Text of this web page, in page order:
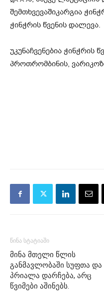
შემთხვევაშიკარგია
ჭინჭრის წვენის დალევა.
უკუნაჩვენებია
პროთრომბინის,
წინა სტატიაში
მინა მთელი წლის
განმავლობაში სუფთა და
პრიალა დარჩება, არც
წვიმები აშინებს.